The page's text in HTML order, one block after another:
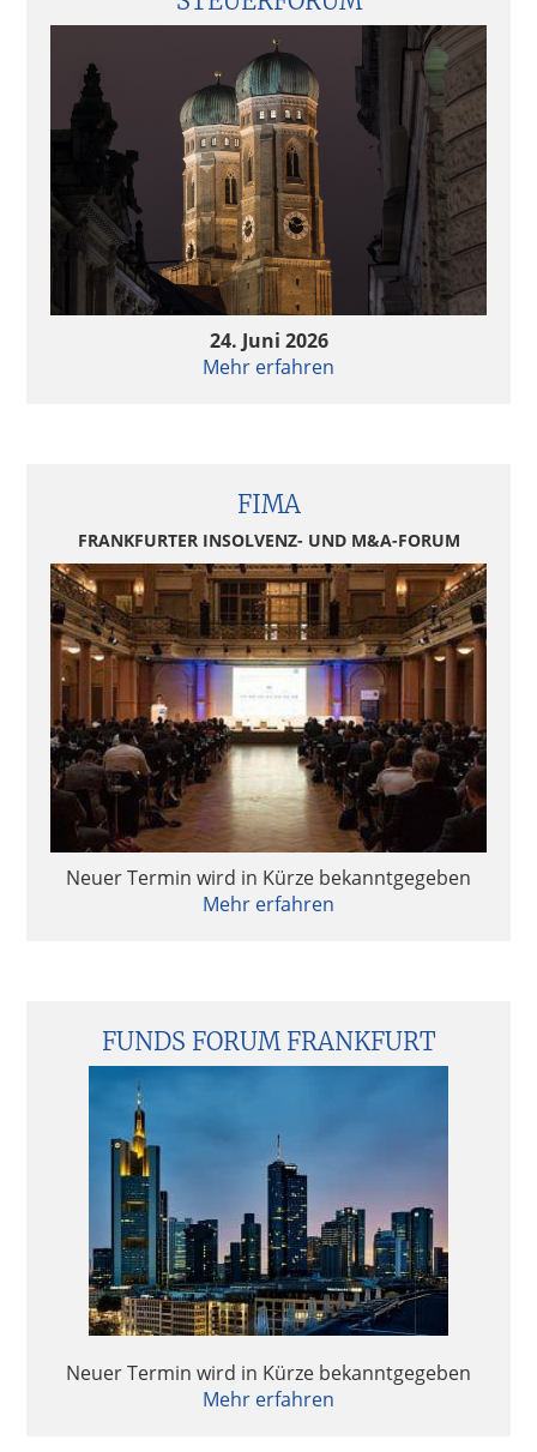
24. Juni 2026
Mehr erfahren
FIMA
FRANKFURTER INSOLVENZ- UND M&A-FORUM
Neuer Termin wird in Kürze bekanntgegeben
Mehr erfahren
FUNDS FORUM FRANKFURT
Neuer Termin wird in Kürze bekanntgegeben
Mehr erfahren